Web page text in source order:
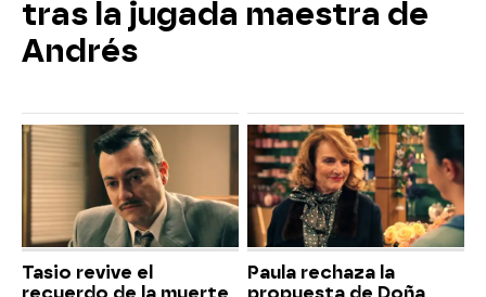
tras la jugada maestra de
Andrés
Tasio revive el
Paula rechaza la